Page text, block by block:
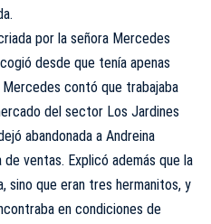
por la señora Mercedes
desde que tenía apenas
contó que trabajaba
del sector Los Jardines
abandonada a Andreina
de ventas. Explicó además que la
sino que eran tres hermanitos, y
en condiciones de